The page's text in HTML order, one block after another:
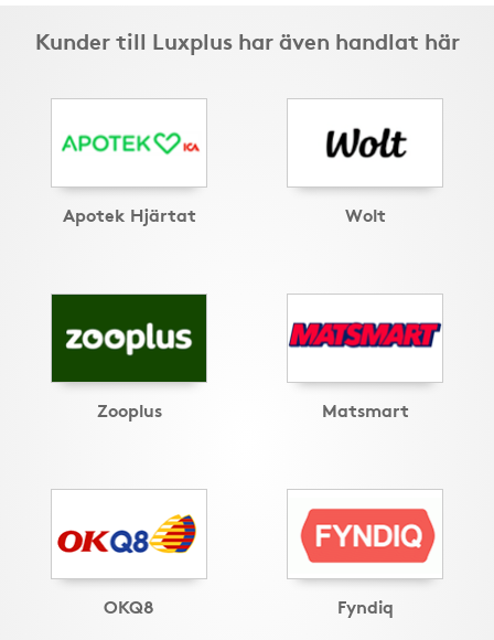
Kunder till Luxplus har även handlat här
Apotek Hjärtat Wolt
Zooplus Matsmart
OKQ8 Fyndiq